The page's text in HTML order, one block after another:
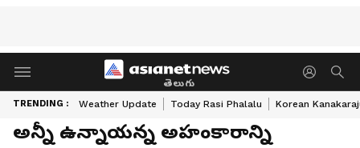
తెలుగు
TRENDING : Weather Update Today Rasi Phalalu Korean
అన్నీ ఉన్నాయన్న అహంకారాన్ని